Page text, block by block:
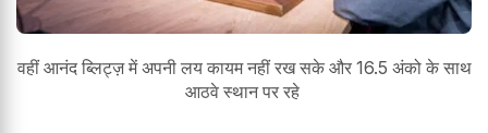
वहीं आनंद ब्लिट्ज़ में अपनी लय कायम नहीं रख सके और 16.5 अंको के साथ
आठवे स्थान पर रहे